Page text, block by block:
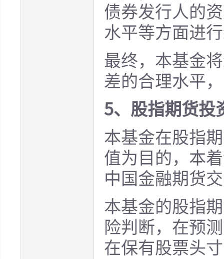
债券发行人的
水平等方面进
最终，本基金
差的合理水平
5、股指期货投
本基金在股指
值为目的，本
中国金融期货
本基金的股指
险判断，在预
在保有股票头